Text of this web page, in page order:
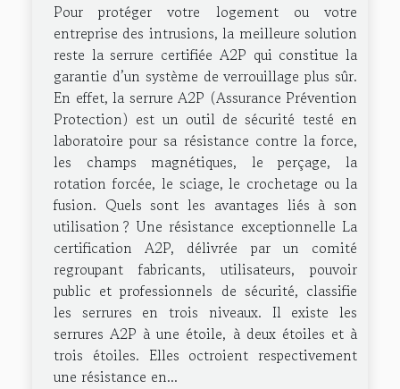
Pour protéger votre logement ou votre
entreprise des intrusions, la meilleure solution
reste la serrure certifiée A2P qui constitue la
garantie d’un système de verrouillage plus sûr.
En effet, la serrure A2P (Assurance Prévention
Protection) est un outil de sécurité testé en
laboratoire pour sa résistance contre la force,
les champs magnétiques, le perçage, la
rotation forcée, le sciage, le crochetage ou la
fusion. Quels sont les avantages liés à son
utilisation ? Une résistance exceptionnelle La
certification A2P, délivrée par un comité
regroupant fabricants, utilisateurs, pouvoir
public et professionnels de sécurité, classifie
les serrures en trois niveaux. Il existe les
serrures A2P à une étoile, à deux étoiles et à
trois étoiles. Elles octroient respectivement
une résistance en...